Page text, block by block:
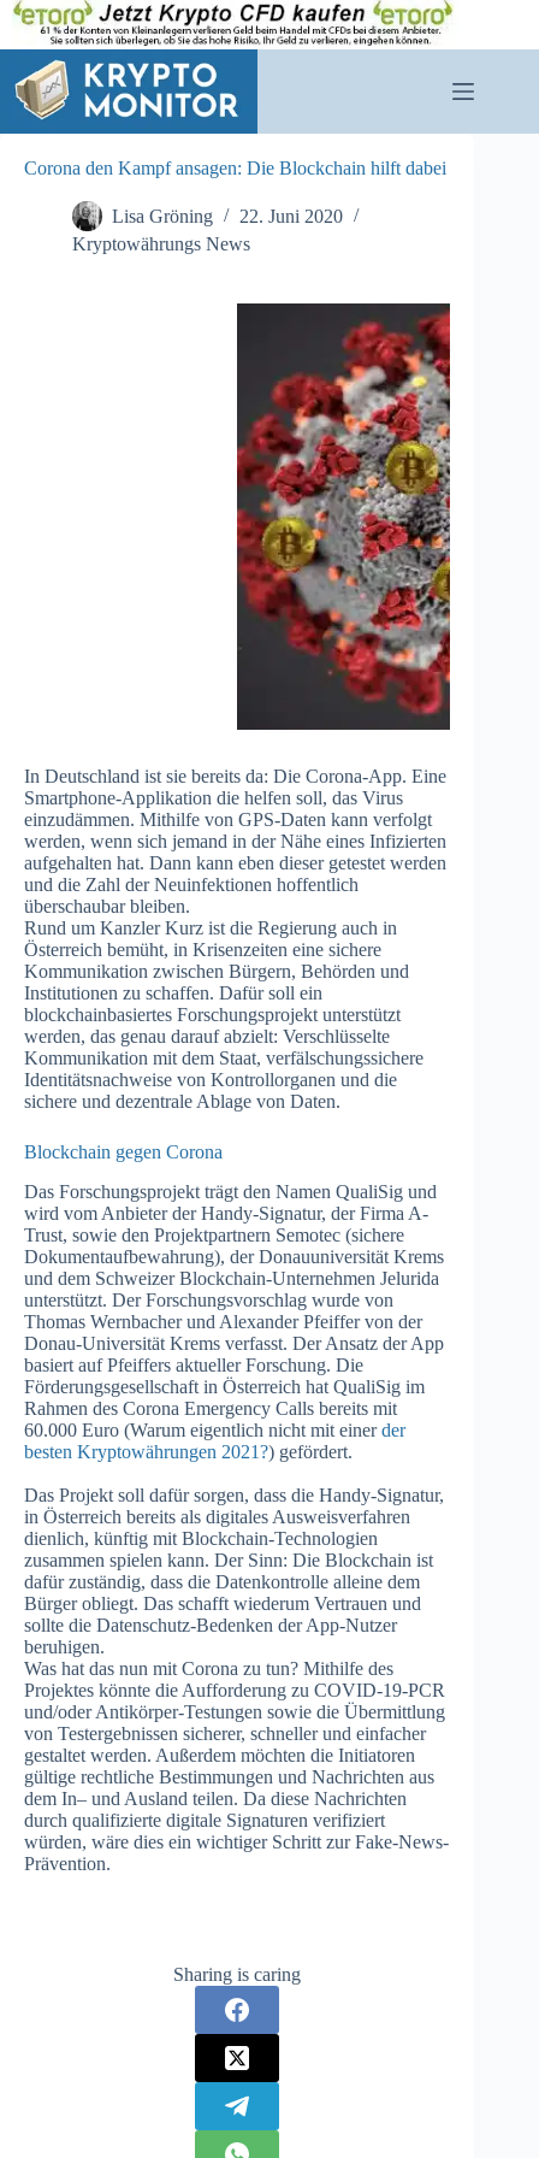
Zum
Inhalt
springen
Corona den Kampf ansagen: Die Blockchain hilft dabei
Lisa Gröning
22. Juni 2020
Kryptowährungs News
In Deutschland ist sie bereits da: Die Corona-App. Eine
Smartphone-Applikation die helfen soll, das Virus
einzudämmen. Mithilfe von GPS-Daten kann verfolgt
werden, wenn sich jemand in der Nähe eines Infizierten
aufgehalten hat. Dann kann eben dieser getestet werden
und die Zahl der Neuinfektionen hoffentlich
überschaubar bleiben.
Rund um Kanzler Kurz ist die Regierung auch in
Österreich bemüht, in Krisenzeiten eine sichere
Kommunikation zwischen Bürgern, Behörden und
Institutionen zu schaffen. Dafür soll ein
blockchainbasiertes Forschungsprojekt unterstützt
werden, das genau darauf abzielt: Verschlüsselte
Kommunikation mit dem Staat, verfälschungssichere
Identitätsnachweise von Kontrollorganen und die
sichere und dezentrale Ablage von Daten.
Blockchain gegen Corona
Das Forschungsprojekt trägt den Namen QualiSig und
wird vom Anbieter der Handy-Signatur, der Firma A-
Trust, sowie den Projektpartnern Semotec (sichere
Dokumentaufbewahrung), der Donauuniversität Krems
und dem Schweizer Blockchain-Unternehmen Jelurida
unterstützt. Der Forschungsvorschlag wurde von
Thomas Wernbacher und Alexander Pfeiffer von der
Donau-Universität Krems verfasst. Der Ansatz der App
basiert auf Pfeiffers aktueller Forschung. Die
Förderungsgesellschaft in Österreich hat QualiSig im
Rahmen des Corona Emergency Calls bereits mit
60.000 Euro (Warum eigentlich nicht mit einerder
besten Kryptowährungen 2021?) gefördert.
Das Projekt soll dafür sorgen, dass die Handy-Signatur,
in Österreich bereits als digitales Ausweisverfahren
dienlich, künftig mit Blockchain-Technologien
zusammen spielen kann. Der Sinn: Die Blockchain ist
dafür zuständig, dass die Datenkontrolle alleine dem
Bürger obliegt. Das schafft wiederum Vertrauen und
sollte die Datenschutz-Bedenken der App-Nutzer
beruhigen.
Was hat das nun mit Corona zu tun? Mithilfe des
Projektes könnte die Aufforderung zu COVID-19-PCR
und/oder Antikörper-Testungen sowie die Übermittlung
von Testergebnissen sicherer, schneller und einfacher
gestaltet werden. Außerdem möchten die Initiatoren
gültige rechtliche Bestimmungen und Nachrichten aus
dem In– und Ausland teilen. Da diese Nachrichten
durch qualifizierte digitale Signaturen verifiziert
würden, wäre dies ein wichtiger Schritt zur Fake-News-
Prävention.
Sharing is caring